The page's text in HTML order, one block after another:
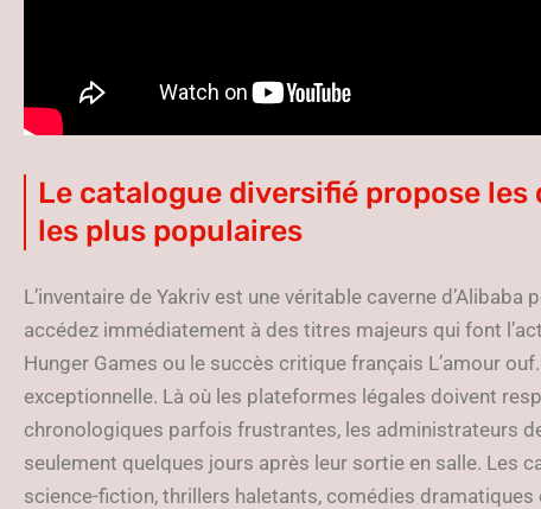
Le catalogue diversifié propose
les plus populaires
L’inventaire de Yakriv est une véritable caverne
accédez immédiatement à des titres majeurs qui font
Hunger Games ou le succès critique français L’amour
exceptionnelle. Là où les plateformes légales doivent
chronologiques parfois frustrantes, les administrateurs
seulement quelques jours après leur sortie en salle. Les
science-fiction, thrillers haletants, comédies dramatiques